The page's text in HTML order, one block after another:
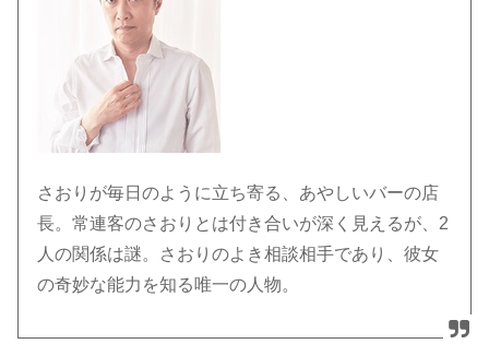
さおりが毎日のように立ち寄る、あやしいバーの店
長。常連客のさおりとは付き合いが深く見えるが、2
人の関係は謎。さおりのよき相談相手であり、彼女
の奇妙な能力を知る唯一の人物。